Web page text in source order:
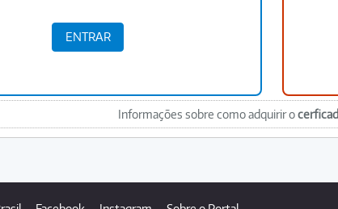
Informações sobre como adquirir o